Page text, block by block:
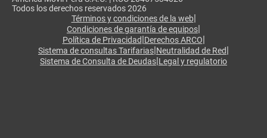
Todos los derechos reservados 2026
Términos y condiciones de la web|
Condiciones de garantía de equipos|
Política de Privacidad|Derechos ARCO|
Sistema de consultas Tarifarias|Neutralidad de Red|
Sistema de Consulta de Deudas|Legal y regulatorio